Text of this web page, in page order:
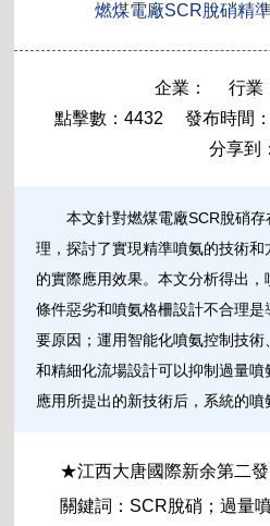
燃煤電廠SCR脫硝精
企業：
行業
點擊數：4432 發布時間
分享到：
本文針對燃煤電廠SCR脫硝
理，探討了實現精準噴氨的技術
的實際應用效果。本文分析得出
條件惡劣和噴氨格柵設計不合理
要原因；運用智能化噴氨控制技
和精細化流場設計可以抑制過量噴
應用所提出的新技術后，系統的噴
★江西大唐國際新余第二
關鍵詞：SCR脫硝；過量